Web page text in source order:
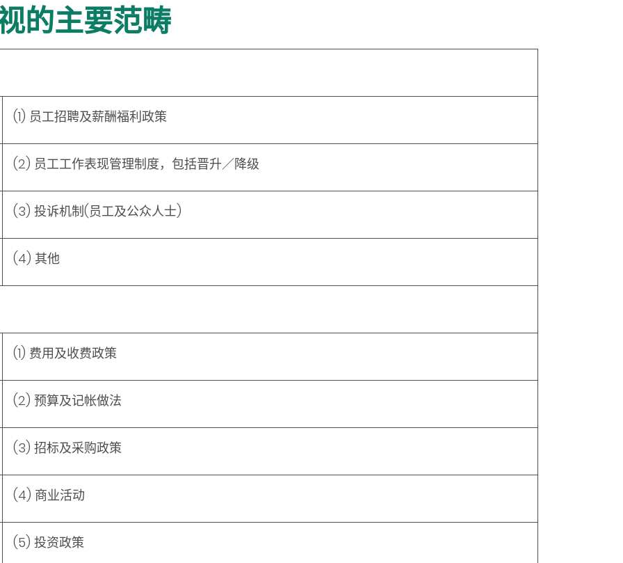
的主要范畴
(1) 员工招聘及薪酬福利政策
(2) 员工工作表现管理制度，包括晋升／降级
(3) 投诉机制(员工及公众人士)
(4) 其他
(1) 费用及收费政策
(2) 预算及记帐做法
(3) 招标及采购政策
(4) 商业活动
(5) 投资政策